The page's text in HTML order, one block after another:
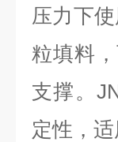
压力下
粒填料
支撑。
定性，